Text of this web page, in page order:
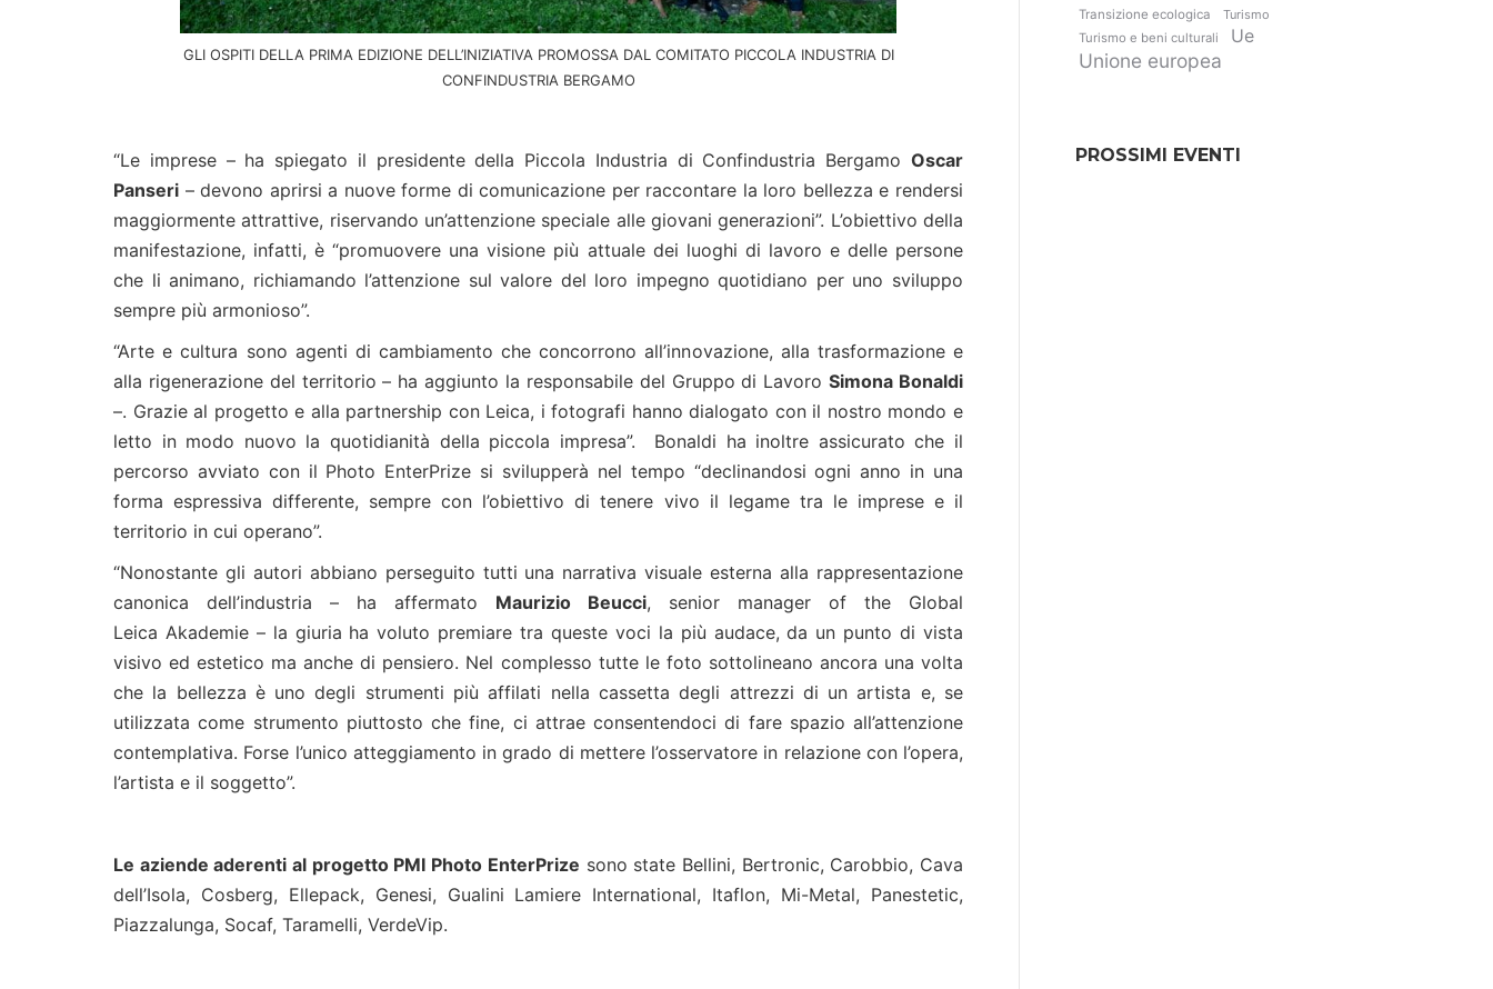
GLI OSPITI DELLA PRIMA EDIZIONE DELL’INIZIATIVA PROMOSSA DAL COMITATO PICCOLA INDUSTRIA DI
CONFINDUSTRIA BERGAMO
“Le imprese – ha spiegato il presidente della Piccola Industria di Confindustria Bergamo Oscar
Panseri – devono aprirsi a nuove forme di comunicazione per raccontare la loro bellezza e rendersi
maggiormente attrattive, riservando un’attenzione speciale alle giovani generazioni”. L’obiettivo della
manifestazione, infatti, è “promuovere una visione più attuale dei luoghi di lavoro e delle persone
che li animano, richiamando l’attenzione sul valore del loro impegno quotidiano per uno sviluppo
sempre più armonioso”.
“Arte e cultura sono agenti di cambiamento che concorrono all’innovazione, alla trasformazione e
alla rigenerazione del territorio – ha aggiunto la responsabile del Gruppo di LavoroSimona Bonaldi
–. Grazie al progetto e alla partnership con Leica, i fotografi hanno dialogato con il nostro mondo e
letto in modo nuovo la quotidianità della piccola impresa”. Bonaldi ha inoltre assicurato che il
percorso avviato con il Photo EnterPrize si svilupperà nel tempo “declinandosi ogni anno in una
forma espressiva differente, sempre con l’obiettivo di tenere vivo il legame tra le imprese e il
territorio in cui operano”.
“Nonostante gli autori abbiano perseguito tutti una narrativa visuale esterna alla rappresentazione
canonica dell’industria – ha affermato Maurizio Beucci, senior manager of the Global
Leica Akademie – la giuria ha voluto premiare tra queste voci la più audace, da un punto di vista
visivo ed estetico ma anche di pensiero. Nel complesso tutte le foto sottolineano ancora una volta
che la bellezza è uno degli strumenti più affilati nella cassetta degli attrezzi di un artista e, se
utilizzata come strumento piuttosto che fine, ci attrae consentendoci di fare spazio all’attenzione
contemplativa. Forse l’unico atteggiamento in grado di mettere l’osservatore in relazione con l’opera,
l’artista e il soggetto”.
Le aziende aderenti al progetto PMI Photo EnterPrize sono state Bellini, Bertronic, Carobbio, Cava
dell’Isola, Cosberg, Ellepack, Genesi, Gualini Lamiere International, Itaflon, Mi-Metal, Panestetic,
Piazzalunga, Socaf, Taramelli, VerdeVip.
Transizione ecologica
Turismo
Turismo e beni culturali
Ue
Unione europea
PROSSIMI EVENTI